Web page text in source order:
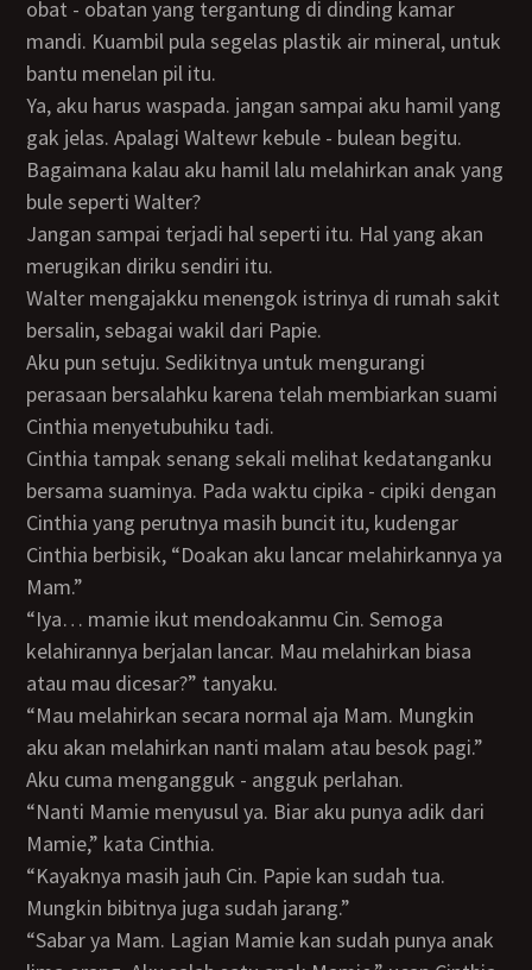
obat - obatan yang tergantung di dinding kamar
mandi. Kuambil pula segelas plastik air mineral, untuk
bantu menelan pil itu.
Ya, aku harus waspada. jangan sampai aku hamil yang
gak jelas. Apalagi Waltewr kebule - bulean begitu.
Bagaimana kalau aku hamil lalu melahirkan anak yang
bule seperti Walter?
Jangan sampai terjadi hal seperti itu. Hal yang akan
merugikan diriku sendiri itu.
Walter mengajakku menengok istrinya di rumah sakit
bersalin, sebagai wakil dari Papie.
Aku pun setuju. Sedikitnya untuk mengurangi
perasaan bersalahku karena telah membiarkan suami
Cinthia menyetubuhiku tadi.
Cinthia tampak senang sekali melihat kedatanganku
bersama suaminya. Pada waktu cipika - cipiki dengan
Cinthia yang perutnya masih buncit itu, kudengar
Cinthia berbisik, “Doakan aku lancar melahirkannya ya
Mam.”
“Iya… mamie ikut mendoakanmu Cin. Semoga
kelahirannya berjalan lancar. Mau melahirkan biasa
atau mau dicesar?” tanyaku.
“Mau melahirkan secara normal aja Mam. Mungkin
aku akan melahirkan nanti malam atau besok pagi.”
Aku cuma mengangguk - angguk perlahan.
“Nanti Mamie menyusul ya. Biar aku punya adik dari
Mamie,” kata Cinthia.
“Kayaknya masih jauh Cin. Papie kan sudah tua.
Mungkin bibitnya juga sudah jarang.”
“Sabar ya Mam. Lagian Mamie kan sudah punya anak